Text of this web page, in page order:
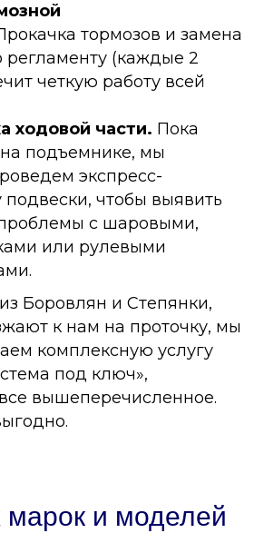
тормозов и замена
регламенту (каждые 2
четкую работу всей
ходовой части. Пока
подъемнике, мы
экспресс-
подвески, чтобы выявить
с шаровыми,
или рулевыми
Боровлян и Степянки,
к нам на проточку, мы
комплексную услугу
под ключ»,
вышеперечисленное.
марок и моделей